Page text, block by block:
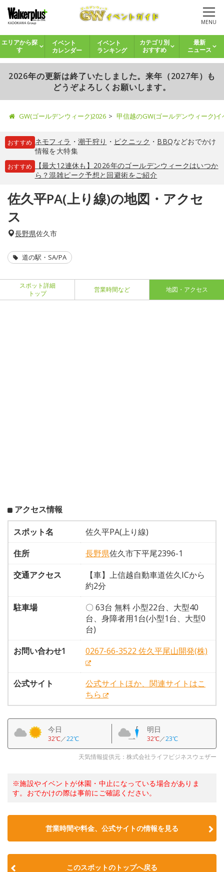
MENU
エリアから探
す
イベント
カレンダー
イベント
ランキング
カテゴリ別
おすすめ
最新
ニュース
2026年の更新は終了いたしました。来年（2027年）も
どうぞよろしくお願いします。
GW(ゴールデンウィーク)2026 甲信越のGW(ゴールデンウィーク)
おすすめ ネモフィラ ・ 潮干狩り ・ ピクニック ・ BBQなどおでかけ
情報を大特集
おすすめ
【最大12連休も】2026年のゴールデンウィークはいつか
ら？混雑ピーク予想と回避術をご紹介
佐久平PA(上り線)の地図・アクセ
ス
長野県佐久市
道の駅・SA/PA
スポット詳細
トップ
営業時間など 地図・アクセス
アクセス情報
スポット名
佐久平PA(上り線)
住所
長野県佐久市下平尾2396-1
交通アクセス
【車】上信越自動車道佐久ICから
約2分
駐車場
〇 63台 無料 小型22台、大型40
台、身障者用1台(小型1台、大型0
台)
お問い合わせ1
0267-66-3522 佐久平尾山開発(株)
公式サイト
公式サイトほか、関連サイトはこ
ちら
今日
32℃／22℃
明日
32℃／23℃
天気情報提供元：株式会社ライフビジネスウェザー
※施設やイベントが休園・中止になっている場合がありま
す。おでかけの際は事前にご確認ください。
営業時間や料金、公式サイトの情報を見る
このスポットのトップへ戻る